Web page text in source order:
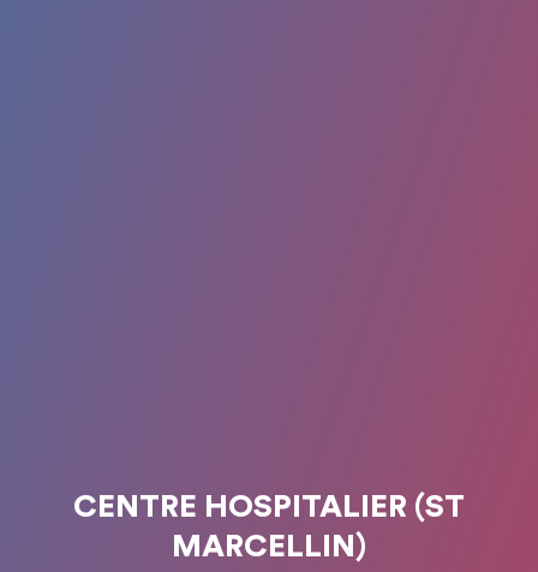
CENTRE HOSPITALIER (ST
MARCELLIN)